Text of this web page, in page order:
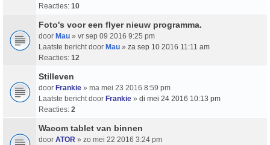
Reacties: 10
Foto's voor een flyer nieuw programma.
door Mau » vr sep 09 2016 9:25 pm
Laatste bericht door Mau » za sep 10 2016 11:11 am
Reacties: 12
Stilleven
door Frankie » ma mei 23 2016 8:59 pm
Laatste bericht door Frankie » di mei 24 2016 10:13 pm
Reacties: 2
Wacom tablet van binnen
door ATOR » zo mei 22 2016 3:24 pm